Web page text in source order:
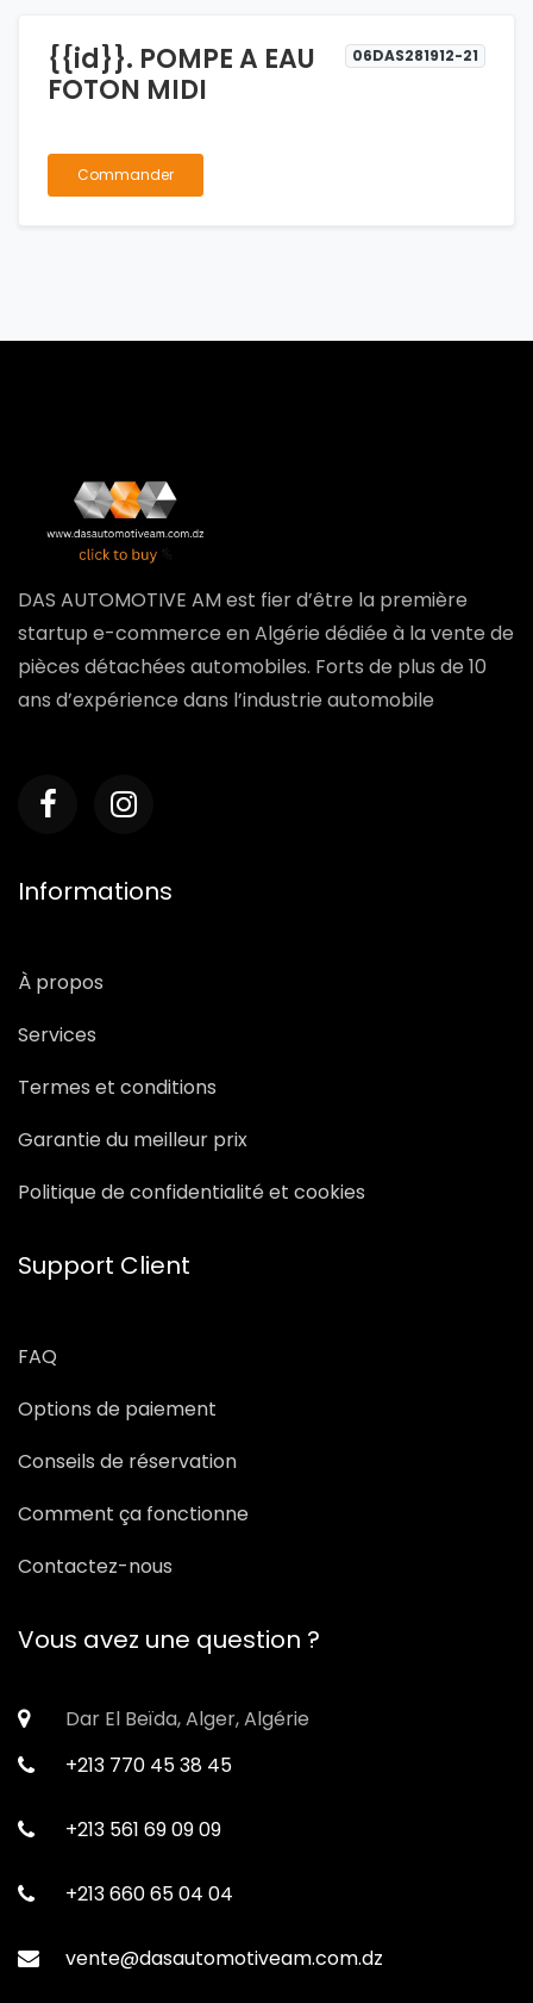
{{id}}. POMPE A EAU
FOTON MIDI
06DAS281912-21
Commander
DAS AUTOMOTIVE AM est fier d’être la première
startup e-commerce en Algérie dédiée à la vente de
pièces détachées automobiles. Forts de plus de 10
ans d’expérience dans l’industrie automobile
Informations
À propos
Services
Termes et conditions
Garantie du meilleur prix
Politique de confidentialité et cookies
Support Client
FAQ
Options de paiement
Conseils de réservation
Comment ça fonctionne
Contactez-nous
Vous avez une question ?
Dar El Beïda, Alger, Algérie
+213 770 45 38 45
+213 561 69 09 09
+213 660 65 04 04
vente@dasautomotiveam.com.dz